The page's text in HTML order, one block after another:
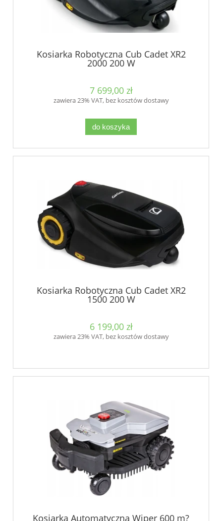
Kosiarka Robotyczna Cub Cadet XR2
2000 200 W
7 699,00 zł
zawiera 23% VAT, bez kosztów dostawy
do koszyka
Kosiarka Robotyczna Cub Cadet XR2
1500 200 W
6 199,00 zł
zawiera 23% VAT, bez kosztów dostawy
Kosiarka Automatyczna Wiper 600 m?